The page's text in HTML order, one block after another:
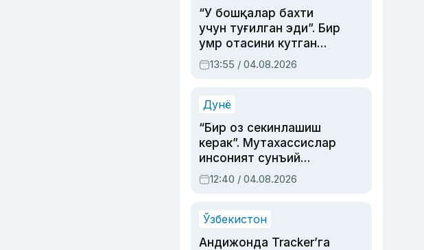
“У бошқалар бахти
учун туғилган эди”. Бир
умр отасини кутган
актриса ва дубльяж
устаси Римма
синовларга тўла ҳаёти
13:55 / 04.08.2026
Дунё
“Бир оз секинлашиш
керак”. Мутахассислар
инсоният сунъий
интеллектни бошқара
олмай қолишидан
12:40 / 04.08.2026
Ўзбекистон
Андижонда Tracker’га